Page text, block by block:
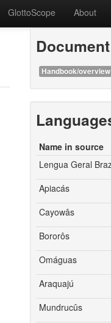
GlottoScope About
Handbook/overview
Name in source
Lengua Geral
Apiacás
Cayowâs
Bororôs
Omáguas
Araquajú
Mundrucûs